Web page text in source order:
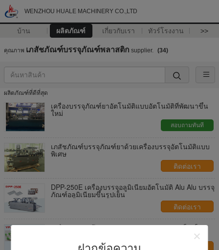
WENZHOU HUALE MACHINERY CO.,LTD
บ้าน ผลิตภัณฑ์ เกี่ยวกับเรา ทัวร์โรงงาน >>
คุณภาพ เภสัชภัณฑ์บรรจุภัณฑ์พลาสติก supplier. (34)
ผลิตภัณฑ์ที่ดีที่สุด
เครื่องบรรจุภัณฑ์ยาอัตโนมัติแบบอัตโนมัติที่พัฒนาขึ้น
ใหม่
สอบถามทันที
เภสัชภัณฑ์บรรจุภัณฑ์ยาด้วยเครื่องบรรจุอัตโนมัติแบบ
พิเศษ
ติดต่อเรา
DPP-250E เครื่องบรรจุอลูมิเนียมอัตโนมัติ Alu Alu บรรจุ
ภัณฑ์อลูมิเนียมขึ้นรูปเย็น
ติดต่อเรา
เครื่องขัดปิดผนึก YPJ ขนาด 280 W สำหรับแท็บเล็ต /